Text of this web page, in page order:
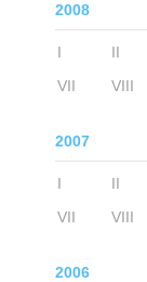
2008
I II
VII
VIII
2007
I II
VII
VIII
2006